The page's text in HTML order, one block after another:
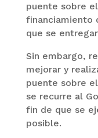
puente sobre
financiamiento
que se
Sin embargo,
mejorar y
puente sobre
se recurre al
fin de que se
posible.